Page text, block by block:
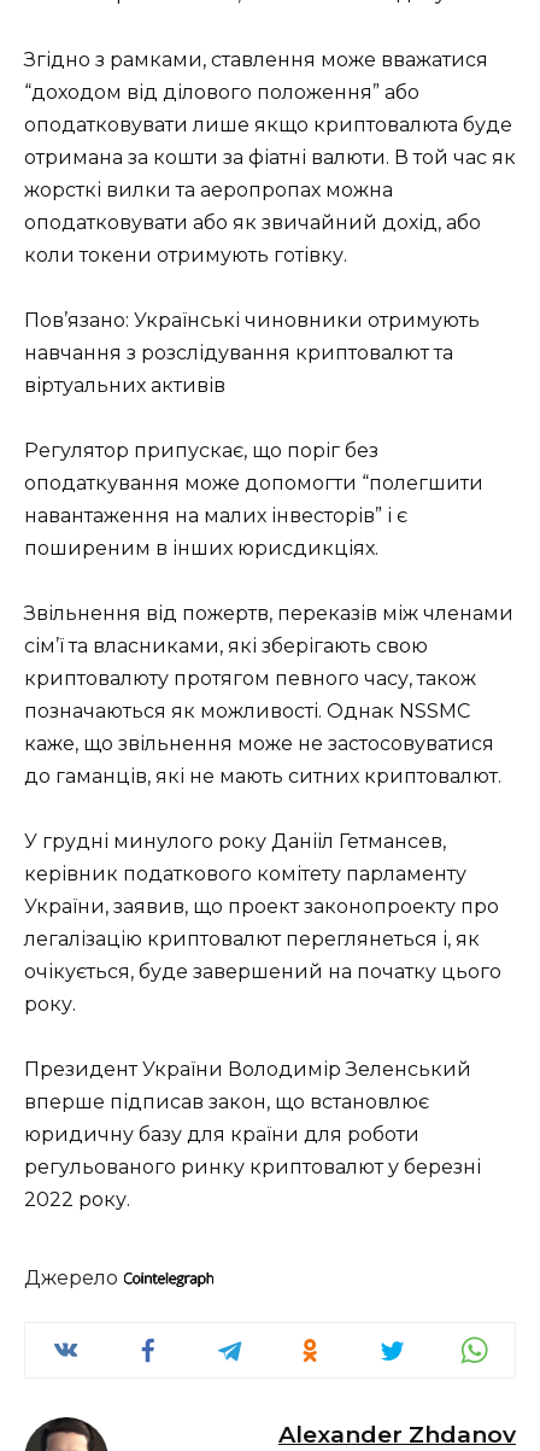
Згідно з рамками, ставлення може вважатися
“доходом від ділового положення” або
оподатковувати лише якщо криптовалюта буде
отримана за кошти за фіатні валюти. В той час як
жорсткі вилки та аеропропах можна
оподатковувати або як звичайний дохід, або
коли токени отримують готівку.
Пов’язано: Українські чиновники отримують
навчання з розслідування криптовалют та
віртуальних активів
Регулятор припускає, що поріг без
оподаткування може допомогти “полегшити
навантаження на малих інвесторів” і є
поширеним в інших юрисдикціях.
Звільнення від пожертв, переказів між членами
сім’ї та власниками, які зберігають свою
криптовалюту протягом певного часу, також
позначаються як можливості. Однак NSSMC
каже, що звільнення може не застосовуватися
до гаманців, які не мають ситних криптовалют.
У грудні минулого року Данііл Гетмансев,
керівник податкового комітету парламенту
України, заявив, що проект законопроекту про
легалізацію криптовалют переглянеться і, як
очікується, буде завершений на початку цього
року.
Президент України Володимір Зеленський
вперше підписав закон, що встановлює
юридичну базу для країни для роботи
регульованого ринку криптовалют у березні
2022 року.
Джерело
Alexander Zhdanov